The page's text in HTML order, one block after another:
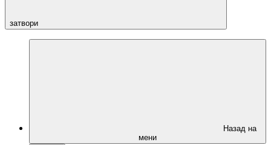
затвори
Назад на
мени